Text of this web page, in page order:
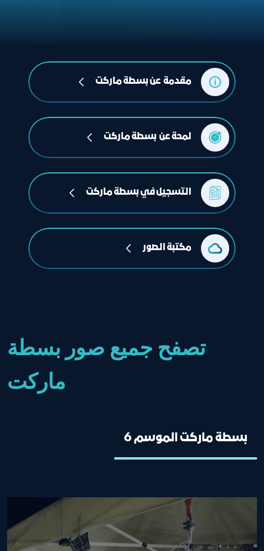
مقدمة  عن بسطة ماركت
لمحة عن  بسطة ماركت
التسجيل في بسطة ماركت
مكتبة الصور
تصفح جميع صور بسطة
بسطة ماركت الموسم 6